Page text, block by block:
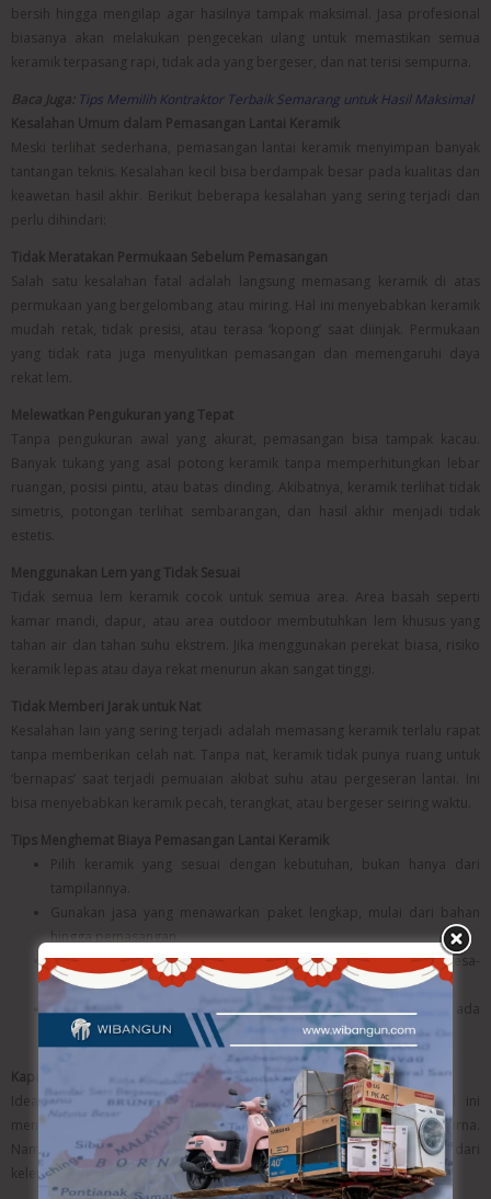
bersih hingga mengilap agar hasilnya tampak maksimal. Jasa profesional
biasanya akan melakukan pengecekan ulang untuk memastikan semua
keramik terpasang rapi, tidak ada yang bergeser, dan nat terisi sempurna.
Baca Juga: Tips Memilih Kontraktor Terbaik Semarang untuk Hasil Maksimal
Kesalahan Umum dalam Pemasangan Lantai Keramik
Meski terlihat sederhana, pemasangan lantai keramik menyimpan banyak
tantangan teknis. Kesalahan kecil bisa berdampak besar pada kualitas dan
keawetan hasil akhir. Berikut beberapa kesalahan yang sering terjadi dan
perlu dihindari:
Tidak Meratakan Permukaan Sebelum Pemasangan
Salah satu kesalahan fatal adalah langsung memasang keramik di atas
permukaan yang bergelombang atau miring. Hal ini menyebabkan keramik
mudah retak, tidak presisi, atau terasa ‘kopong’ saat diinjak. Permukaan
yang tidak rata juga menyulitkan pemasangan dan memengaruhi daya
rekat lem.
Melewatkan Pengukuran yang Tepat
Tanpa pengukuran awal yang akurat, pemasangan bisa tampak kacau.
Banyak tukang yang asal potong keramik tanpa memperhitungkan lebar
ruangan, posisi pintu, atau batas dinding. Akibatnya, keramik terlihat tidak
simetris, potongan terlihat sembarangan, dan hasil akhir menjadi tidak
estetis.
Menggunakan Lem yang Tidak Sesuai
Tidak semua lem keramik cocok untuk semua area. Area basah seperti
kamar mandi, dapur, atau area outdoor membutuhkan lem khusus yang
tahan air dan tahan suhu ekstrem. Jika menggunakan perekat biasa, risiko
keramik lepas atau daya rekat menurun akan sangat tinggi.
Tidak Memberi Jarak untuk Nat
Kesalahan lain yang sering terjadi adalah memasang keramik terlalu rapat
tanpa memberikan celah nat. Tanpa nat, keramik tidak punya ruang untuk
‘bernapas’ saat terjadi pemuaian akibat suhu atau pergeseran lantai. Ini
bisa menyebabkan keramik pecah, terangkat, atau bergeser seiring waktu.
Tips Menghemat Biaya Pemasangan Lantai Keramik
Pilih keramik yang sesuai dengan kebutuhan, bukan hanya dari
tampilannya.
Gunakan jasa yang menawarkan paket lengkap, mulai dari bahan
hingga pemasangan.
Rencanakan jadwal pemasangan dengan matang agar tidak tergesa-
gesa.
Pastikan pengukuran dilakukan dengan tepat agar tidak ada
pemborosan bahan.
Kapan Waktu Terbaik untuk Melakukan Pemasangan?
Idealnya, pemasangan keramik dilakukan saat musim kering. Hal ini
membantu proses pengeringan menjadi lebih cepat dan sempurna.
Namun, jika dilakukan di musim hujan, pastikan area terlindung dari
kelembapan berlebih.